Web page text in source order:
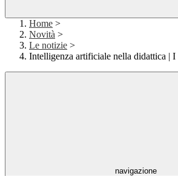
Home >
Novità >
Le notizie >
Intelligenza artificiale nella didattica |
navigazione